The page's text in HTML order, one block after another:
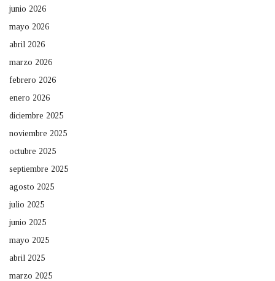
junio 2026
mayo 2026
abril 2026
marzo 2026
febrero 2026
enero 2026
diciembre 2025
noviembre 2025
octubre 2025
septiembre 2025
agosto 2025
julio 2025
junio 2025
mayo 2025
abril 2025
marzo 2025